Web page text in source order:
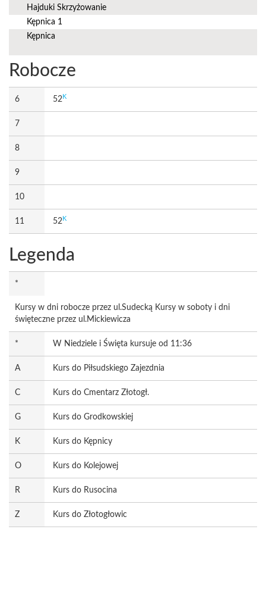
Hajduki Skrzyżowanie
Kępnica 1
Kępnica
Robocze
6 52 K
7
8
9
10
11 52 K
Legenda
*
Kursy w dni robocze przez ul.Sudecką Kursy w soboty i dni
święteczne przez ul.Mickiewicza
* W Niedziele i Święta kursuje od 11:36
A Kurs do Piłsudskiego Zajezdnia
C Kurs do Cmentarz Złotogł.
G Kurs do Grodkowskiej
K Kurs do Kępnicy
O Kurs do Kolejowej
R Kurs do Rusocina
Z Kurs do Złotogłowic